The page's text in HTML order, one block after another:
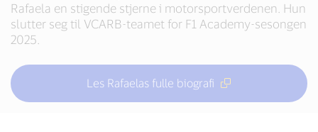
Rafaela en stigende stjerne i motorsportverdenen. Hun
slutter seg til VCARB-teamet for F1 Academy-sesongen
2025.
Les Rafaelas fulle biografi